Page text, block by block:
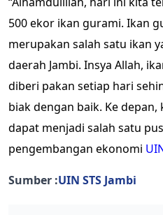
500 ekor ikan gurami. Ikan
merupakan salah satu ikan
daerah Jambi. Insya Allah,
diberi pakan setiap hari
biak dengan baik. Ke
dapat menjadi salah satu
pengembangan ekonomi
Sumber :UIN STS Jambi